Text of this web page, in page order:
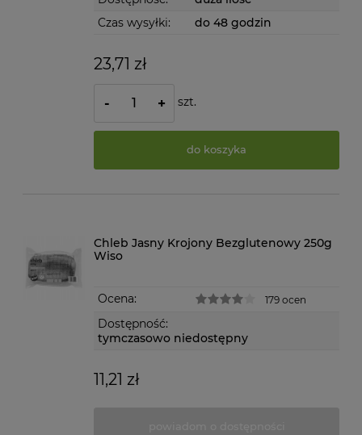
Czas wysyłki:
do 48 godzin
23,71 zł
- + szt.
do koszyka
Chleb Jasny Krojony Bezglutenowy 250g
Wiso
Ocena: 179 ocen
Dostępność:
tymczasowo niedostępny
11,21 zł